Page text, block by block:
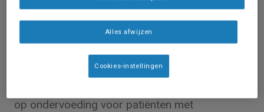
Peptamen® HN is een enterale volledige
voeding, energierijk, eiwitrijk (33g/500ml), op
basis van gehydrolyseerd wei-eiwit, met 70%
op ondervoeding voor patiënten met
Alles afwijzen
Cookies-instellingen